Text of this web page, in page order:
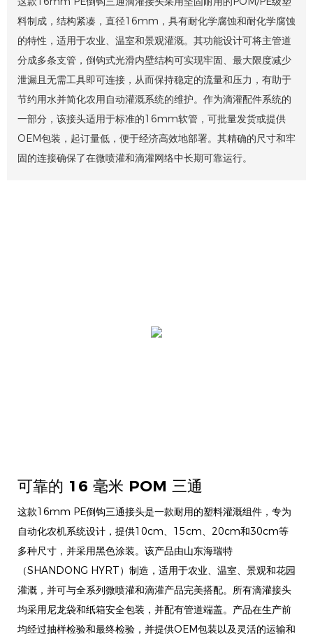
料制成，结构紧凑，直径16mm，具有耐化学腐蚀和耐化学腐蚀
的特性，适用于农业、温室和景观灌溉。其功能设计可将主管道
分成多条支管，倒钩式光滑内壁结构可实现牢固、最大限度减少
泄漏且无需工具即可连接，从而保持稳定的流量和压力，有助于
节约用水并简化农用自动灌溉系统的维护。作为滴灌配件系统的
一部分，该接头适用于标准的16mm软管，可批量发货或提供
OEM包装，起订量低，便于经济高效地部署。其精确的尺寸和牢
固的连接确保了在微喷灌和滴灌网络中长期可靠运行。
可靠的 16 毫米 POM 三通
这款16mm PE倒钩三通接头是一款耐用的塑料灌溉组件，专为
自动化农机系统设计，提供10cm、15cm、20cm和30cm等
多种尺寸，并采用黑色涂装。该产品由山东海瑞特
（SHANDONG HYRT）制造，适用于农业、温室、景观和花园
灌溉，并可与全系列微喷灌和滴灌产品完美搭配。所有滴灌接头
均采用尼龙袋和纸箱安全包装，并配有管道端盖。产品在生产前
均经过抽样检验和最终检验，并提供OEM包装以及灵活的运输和